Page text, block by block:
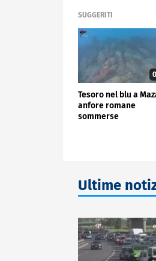
SUGGERITI
Tesoro nel blu a
anfore romane
sommerse
Ultime